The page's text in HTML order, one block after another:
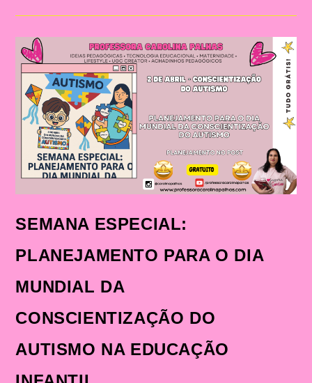
MIM?
SEMANA ESPECIAL:
PLANEJAMENTO PARA O DIA
MUNDIAL DA
CONSCIENTIZAÇÃO DO
AUTISMO NA EDUCAÇÃO